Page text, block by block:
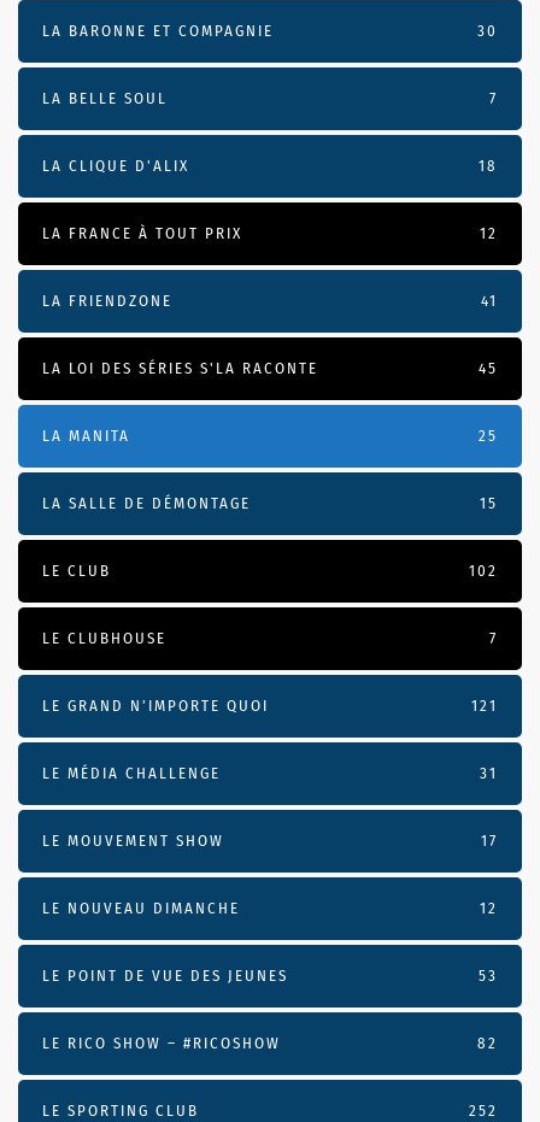
LA BARONNE ET COMPAGNIE 30
LA BELLE SOUL 7
LA CLIQUE D'ALIX 18
LA FRANCE À TOUT PRIX 12
LA FRIENDZONE 41
LA LOI DES SÉRIES S'LA RACONTE 45
LA MANITA 25
LA SALLE DE DÉMONTAGE 15
LE CLUB 102
LE CLUBHOUSE 7
LE GRAND N’IMPORTE QUOI 121
LE MÉDIA CHALLENGE 31
LE MOUVEMENT SHOW 17
LE NOUVEAU DIMANCHE 12
LE POINT DE VUE DES JEUNES 53
LE RICO SHOW – #RICOSHOW 82
LE SPORTING CLUB 252